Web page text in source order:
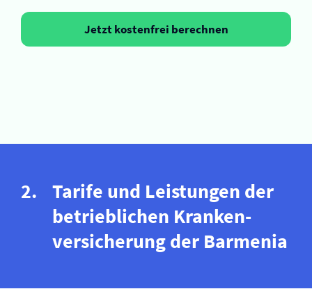
Jetzt kostenfrei berechnen
Tarife und Leistungen der
betrieblichen Kranken­
versicherung der Barmenia